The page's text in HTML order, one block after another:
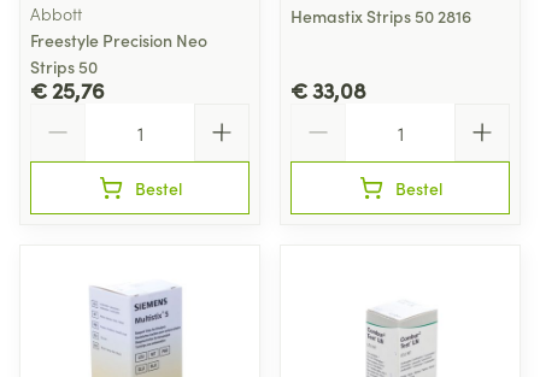
Abbott
Freestyle Precision Neo
Strips 50
€ 25,76
Bestel
Hemastix Strips 50 2816
€ 33,08
Bestel